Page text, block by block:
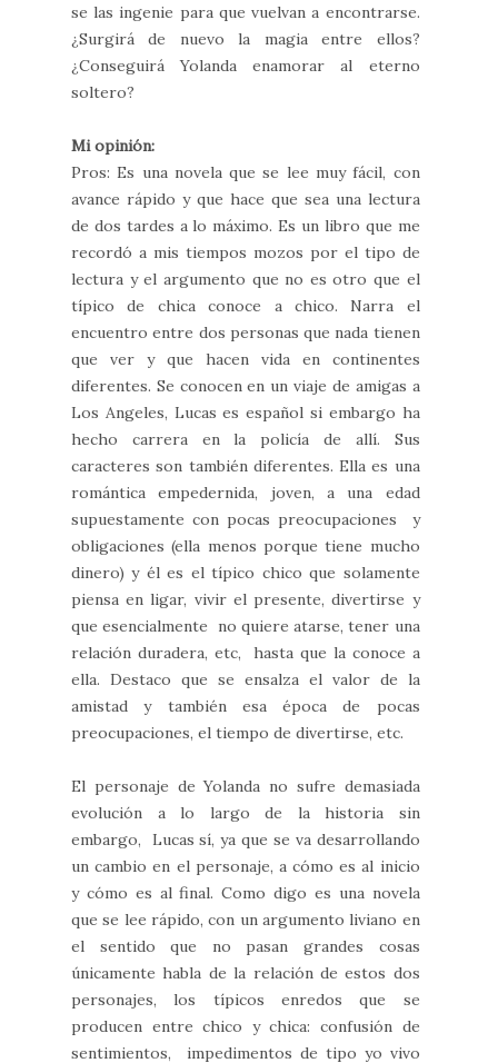
se las ingenie para que vuelvan a encontrarse.
¿Surgirá de nuevo la magia entre ellos?
¿Conseguirá Yolanda enamorar al eterno
soltero?
Mi opinión:
Pros: Es una novela que se lee muy fácil, con
avance rápido y que hace que sea una lectura
de dos tardes a lo máximo. Es un libro que me
recordó a mis tiempos mozos por el tipo de
lectura y el argumento que no es otro que el
típico de chica conoce a chico. Narra el
encuentro entre dos personas que nada tienen
que ver y que hacen vida en continentes
diferentes. Se conocen en un viaje de amigas a
Los Angeles, Lucas es español si embargo ha
hecho carrera en la policía de allí. Sus
caracteres son también diferentes. Ella es una
romántica empedernida, joven, a una edad
supuestamente con pocas preocupaciones y
obligaciones (ella menos porque tiene mucho
dinero) y él es el típico chico que solamente
piensa en ligar, vivir el presente, divertirse y
que esencialmente no quiere atarse, tener una
relación duradera, etc, hasta que la conoce a
ella. Destaco que se ensalza el valor de la
amistad y también esa época de pocas
preocupaciones, el tiempo de divertirse, etc.
El personaje de Yolanda no sufre demasiada
evolución a lo largo de la historia sin
embargo, Lucas sí, ya que se va desarrollando
un cambio en el personaje, a cómo es al inicio
y cómo es al final. Como digo es una novela
que se lee rápido, con un argumento liviano en
el sentido que no pasan grandes cosas
únicamente habla de la relación de estos dos
personajes, los típicos enredos que se
producen entre chico y chica: confusión de
sentimientos, impedimentos de tipo yo vivo